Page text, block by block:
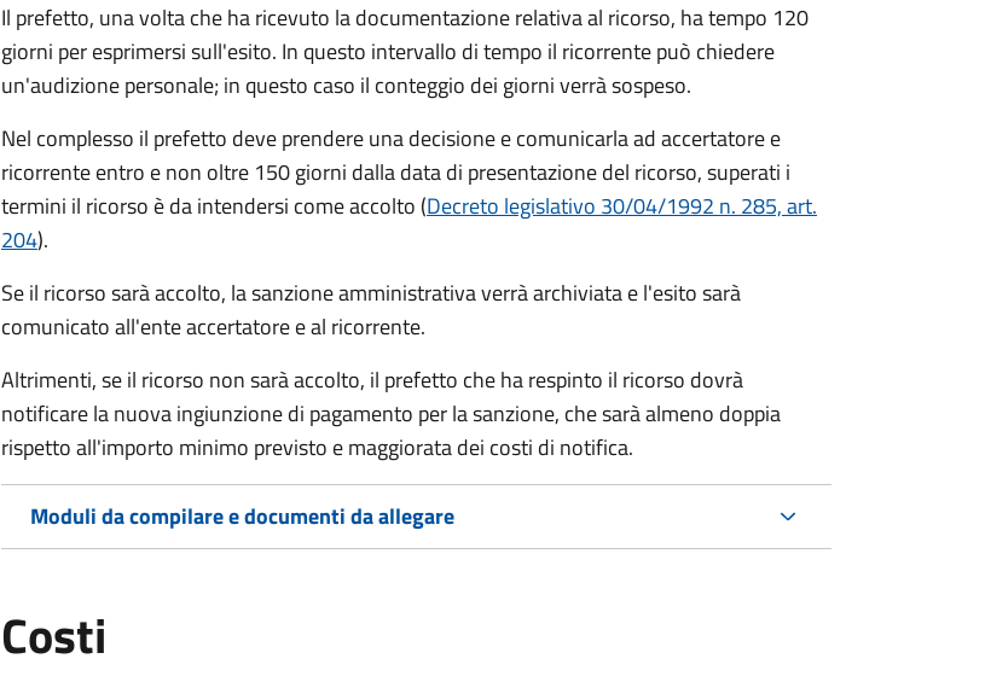
Il prefetto, una volta che ha ricevuto la documentazione relativa al ricorso, ha tempo 120
giorni per esprimersi sull'esito. In questo intervallo di tempo il ricorrente può chiedere
un'audizione personale; in questo caso il conteggio dei giorni verrà sospeso.
Nel complesso il prefetto deve prendere una decisione e comunicarla ad accertatore e
ricorrente entro e non oltre 150 giorni dalla data di presentazione del ricorso, superati i
termini il ricorso è da intendersi come accolto (Decreto legislativo 30/04/1992 n. 285, art.
204).
Se il ricorso sarà accolto, la sanzione amministrativa verrà archiviata e l'esito sarà
comunicato all'ente accertatore e al ricorrente.
Altrimenti, se il ricorso non sarà accolto, il prefetto che ha respinto il ricorso dovrà
notificare la nuova ingiunzione di pagamento per la sanzione, che sarà almeno doppia
rispetto all'importo minimo previsto e maggiorata dei costi di notifica.
Moduli da compilare e documenti da allegare
Costi